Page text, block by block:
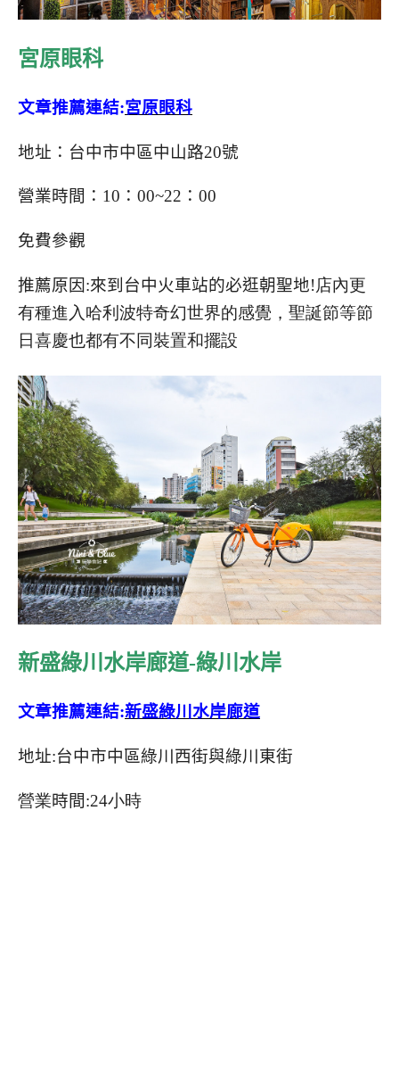
宮原眼科
文章推薦連結:宮原眼科
地址：台中市中區中山路20號
營業時間：10：00~22：00
免費參觀
推薦原因:來到台中火車站的必逛朝聖地!店內更
有種進入哈利波特奇幻世界的感覺，聖誕節等節
日喜慶也都有不同裝置和擺設
新盛綠川水岸廊道-綠川水岸
文章推薦連結:新盛綠川水岸廊道
地址:台中市中區綠川西街與綠川東街
營業時間:24小時